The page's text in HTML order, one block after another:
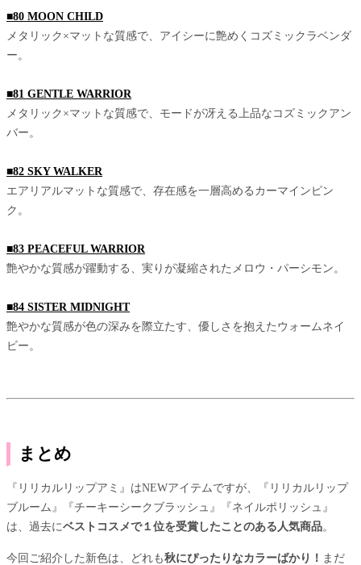
■80 MOON CHILD
メタリック×マットな質感で、アイシーに艶めくコズミックラベンダ
ー。
■81 GENTLE WARRIOR
メタリック×マットな質感で、モードが冴える上品なコズミックアン
バー。
■82 SKY WALKER
エアリアルマットな質感で、存在感を一層高めるカーマインピン
ク。
■83 PEACEFUL WARRIOR
艶やかな質感が躍動する、実りが凝縮されたメロウ・パーシモン。
■84 SISTER MIDNIGHT
艶やかな質感が色の深みを際立たす、優しさを抱えたウォームネイ
ビー。
まとめ
『リリカルリップアミ』はNEWアイテムですが、『リリカルリップ
ブルーム』『チーキーシークブラッシュ』『ネイルポリッシュ』
は、過去にベストコスメで１位を受賞したことのある人気商品。
今回ご紹介した新色は、どれも秋にぴったりなカラーばかり！ まだ